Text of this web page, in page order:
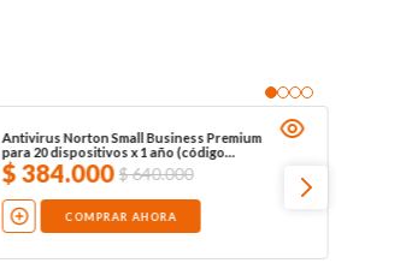
Antivirus Norton Small Business Premium
para 20 dispositivos x 1 año (código
digital)
$384.000 $640.000
COMPRAR AHORA